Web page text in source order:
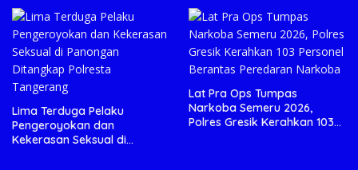
Lima Terduga Pelaku
Pengeroyokan dan
Kekerasan Seksual di
Lat Pra Ops Tumpas
Narkoba Semeru 2026,
Polres Gresik Kerahkan 103